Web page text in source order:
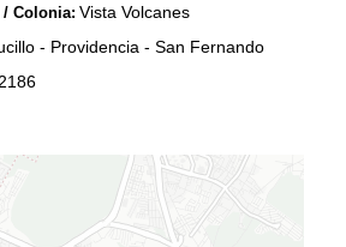
Colonia: Vista Volcanes
- Providencia - San Fernando